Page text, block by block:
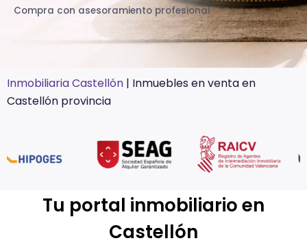
Compra con asesoramiento profesional
Inmobiliaria Castellón | Inmuebles en venta en
Castellón provincia
Tu portal inmobiliario en
Castellón